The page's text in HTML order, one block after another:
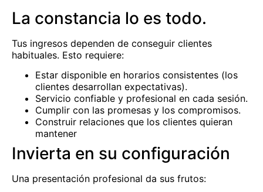
La constancia lo es todo.
Tus ingresos dependen de conseguir clientes
habituales. Esto requiere:
Estar disponible en horarios consistentes (los
clientes desarrollan expectativas).
Servicio confiable y profesional en cada sesión.
Cumplir con las promesas y los compromisos.
Construir relaciones que los clientes quieran
mantener
Invierta en su configuración
Una presentación profesional da sus frutos: